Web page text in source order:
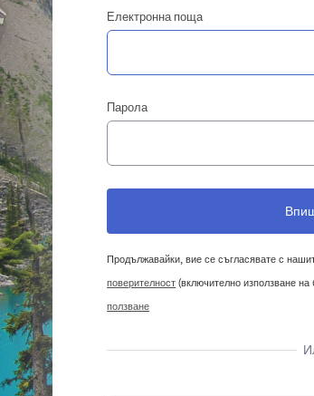
Електронна поща
Парола
Продължавайки, вие се съгласявате с
поверителност(включително използване на
ползване